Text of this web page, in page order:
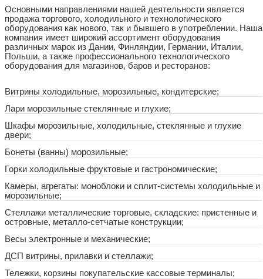
Основными направлениями нашей деятельности является
продажа торгового, холодильного и технологического
оборудования как нового, так и бывшего в употреблении. Наша
компания имеет широкий ассортимент оборудования
различных марок из Дании, Финляндии, Германии, Италии,
Польши, а также профессионального технологического
оборудования для магазинов, баров и ресторанов:
Витрины холодильные, морозильные, кондитерские;
Лари морозильные стеклянные и глухие;
Шкафы морозильные, холодильные, стеклянные и глухие
двери;
Бонеты (ванны) морозильные;
Горки холодильные фруктовые и гастрономические;
Камеры, агрегаты: моноблоки и сплит-системы холодильные и
морозильные;
Стеллажи металлические торговые, складские: пристенные и
островные, металло-сетчатые конструкции;
Весы электронные и механические;
ДСП витрины, прилавки и стеллажи;
Тележки, корзины покупательские кассовые терминалы;